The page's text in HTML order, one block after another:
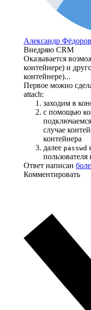
Александр Фёдоров
Внедряю CRM
Оказывается
контейнере) и
контейнере)...
Первое можно
attach:
заходим в
с помощью
случае
контейнера
далее passwd
пользователя
Ответ написан
Комментировать